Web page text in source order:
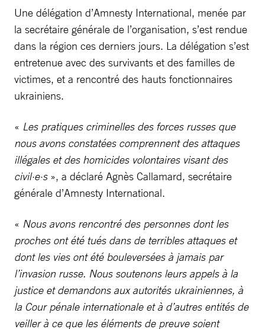
Une délégation d’Amnesty International, menée par
la secrétaire générale de l’organisation, s’est rendue
dans la région ces derniers jours. La délégation s’est
entretenue avec des survivants et des familles de
victimes, et a rencontré des hauts fonctionnaires
ukrainiens.
« Les pratiques criminelles des forces russes que
nous avons constatées comprennent des attaques
illégales et des homicides volontaires visant des
civil·e·s», a déclaré Agnès Callamard, secrétaire
générale d’Amnesty International.
« Nous avons rencontré des personnes dont les
proches ont été tués dans de terribles attaques et
dont les vies ont été bouleversées à jamais par
l’invasion russe. Nous soutenons leurs appels à la
justice et demandons aux autorités ukrainiennes, à
la Cour pénale internationale et à d’autres entités de
veiller à ce que les éléments de preuve soient